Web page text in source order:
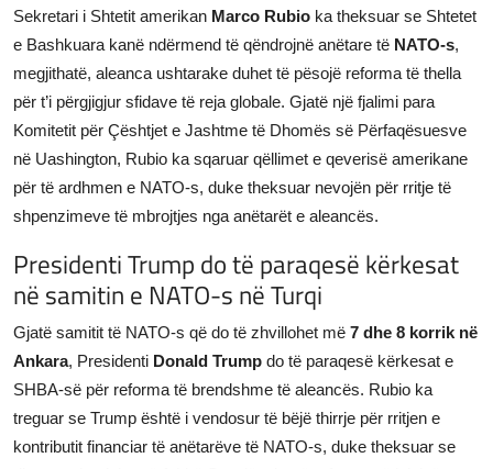
Gallery
Shqip
Sekretari i Shtetit amerikan Marco Rubio ka theksuar se Shtetet
e Bashkuara kanë ndërmend të qëndrojnë anëtare të NATO-s,
megjithatë, aleanca ushtarake duhet të pësojë reforma të thella
për t’i përgjigjur sfidave të reja globale. Gjatë një fjalimi para
Komitetit për Çështjet e Jashtme të Dhomës së Përfaqësuesve
në Uashington, Rubio ka sqaruar qëllimet e qeverisë amerikane
për të ardhmen e NATO-s, duke theksuar nevojën për rritje të
shpenzimeve të mbrojtjes nga anëtarët e aleancës.
Presidenti Trump do të paraqesë kërkesat
në samitin e NATO-s në Turqi
Gjatë samitit të NATO-s që do të zhvillohet më 7 dhe 8 korrik në
Ankara, Presidenti Donald Trump do të paraqesë kërkesat e
SHBA-së për reforma të brendshme të aleancës. Rubio ka
treguar se Trump është i vendosur të bëjë thirrje për rritjen e
kontributit financiar të anëtarëve të NATO-s, duke theksuar se